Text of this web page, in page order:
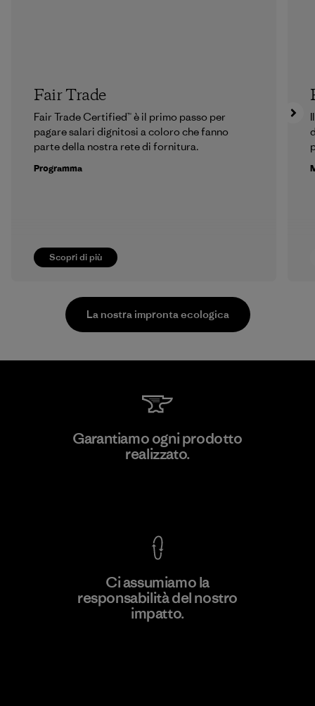
Scopri di più
Fair Trade
Fair Trade Certified™ è il primo passo per
pagare salari dignitosi a coloro che fanno
parte della nostra rete di fornitura.
Programma
Scopri di più
Greentech Headgear Company
Limited - Dong Nai
La nostra impronta ecologica
Garantiamo ogni prodotto
realizzato.
Ci assumiamo la
responsabilità del nostro
impatto.